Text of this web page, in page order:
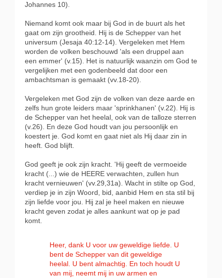
Johannes 10).
Niemand komt ook maar bij God in de buurt als het
gaat om zijn grootheid. Hij is de Schepper van het
universum (Jesaja 40:12-14). Vergeleken met Hem
worden de volken beschouwd 'als een druppel aan
een emmer' (v.15). Het is natuurlijk waanzin om God te
vergelijken met een godenbeeld dat door een
ambachtsman is gemaakt (vv.18-20).
Vergeleken met God zijn de volken van deze aarde en
zelfs hun grote leiders maar 'sprinkhanen' (v.22). Hij is
de Schepper van het heelal, ook van de talloze sterren
(v.26). En deze God houdt van jou persoonlijk en
koestert je. God komt en gaat niet als Hij daar zin in
heeft. God blijft.
God geeft je ook zijn kracht. 'Hij geeft de vermoeide
kracht (...) wie de HEERE verwachten, zullen hun
kracht vernieuwen' (vv.29,31a). Wacht in stilte op God,
verdiep je in zijn Woord, bid, aanbid Hem en sta stil bij
zijn liefde voor jou. Hij zal je heel maken en nieuwe
kracht geven zodat je alles aankunt wat op je pad
komt.
Heer, dank U voor uw geweldige liefde. U
bent de Schepper van dit geweldige
heelal. U bent almachtig. En toch houdt U
van mij, neemt mij in uw armen en